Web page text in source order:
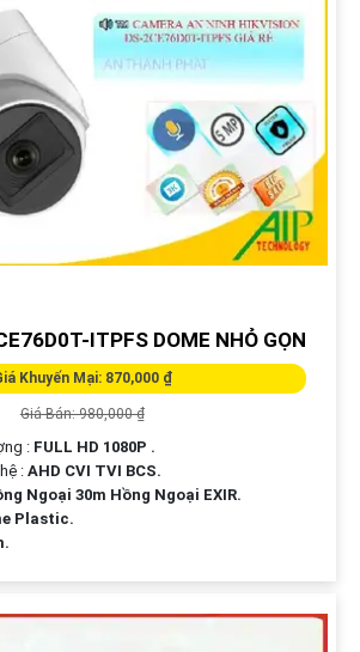
ITPFS DOME NHỎ GỌN
Khuyến Mại: 870,000 ₫
Giá Bán: 980,000 ₫
: FULL HD 1080P .
: AHD CVI TVI BCS.
Ngoại 30m Hồng Ngoại EXIR.
Plastic.